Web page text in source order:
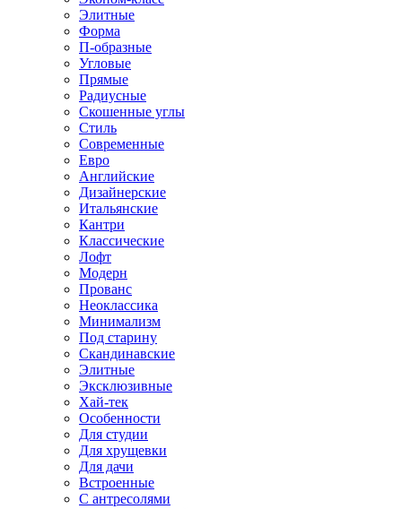
Элитные
Форма
П-образные
Угловые
Прямые
Радиусные
Скошенные углы
Стиль
Современные
Евро
Английские
Дизайнерские
Итальянские
Кантри
Классические
Лофт
Модерн
Прованс
Неоклассика
Минимализм
Под старину
Скандинавские
Элитные
Эксклюзивные
Хай-тек
Особенности
Для студии
Для хрущевки
Для дачи
Встроенные
С антресолями